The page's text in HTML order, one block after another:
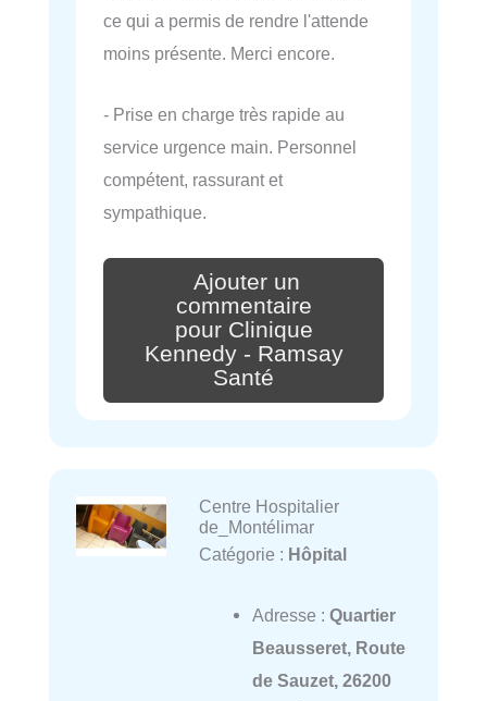
ce qui a permis de rendre l'attende
moins présente. Merci encore.
- Prise en charge très rapide au
service urgence main. Personnel
compétent, rassurant et
sympathique.
Ajouter un
commentaire
pour Clinique
Kennedy - Ramsay
Santé
Centre Hospitalier
de_Montélimar
Catégorie : Hôpital
Adresse : Quartier
Beausseret, Route
de Sauzet, 26200